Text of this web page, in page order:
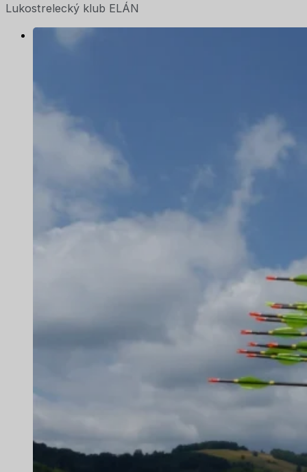
Lukostrelecký klub ELÁN